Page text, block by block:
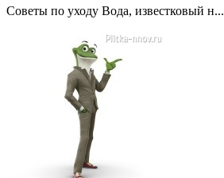
Советы по уходу Вода, известковый н...